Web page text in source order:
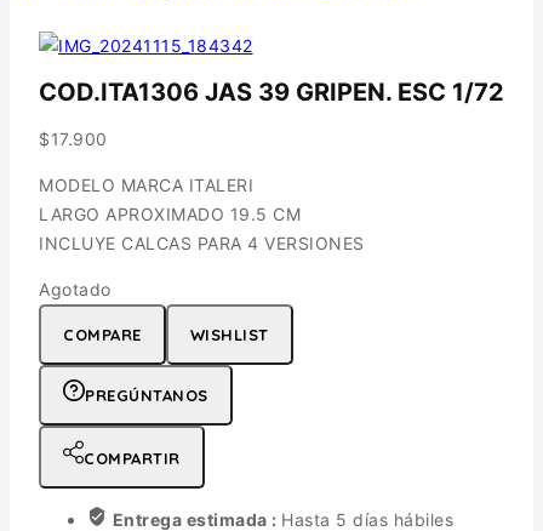
COD.ITA1306 JAS 39 GRIPEN. ESC 1/72
$17.900
MODELO MARCA ITALERI
LARGO APROXIMADO 19.5 CM
INCLUYE CALCAS PARA 4 VERSIONES
Agotado
COMPARE WISHLIST
PREGÚNTANOS
COMPARTIR
Entrega estimada : Hasta 5 días hábiles